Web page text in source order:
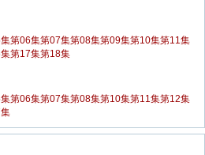
第06集第07集第08集第09集第10集第11集
第17集第18集
第06集第07集第08集第10集第11集第12集